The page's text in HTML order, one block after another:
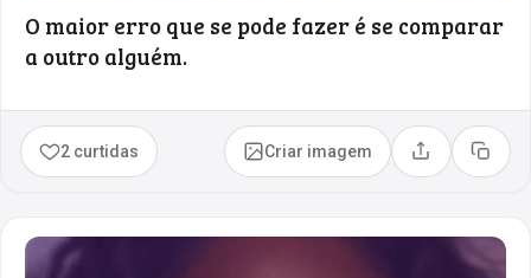
O maior erro que se pode fazer é se comparar
a outro alguém.
2 curtidas Criar imagem Compartilhar
Copiar